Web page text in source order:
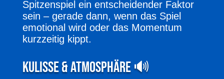
Spitzenspiel ein entscheidender Faktor
sein – gerade dann, wenn das Spiel
emotional wird oder das Momentum
kurzzeitig kippt.
Kulisse & Atmosphäre 🔊